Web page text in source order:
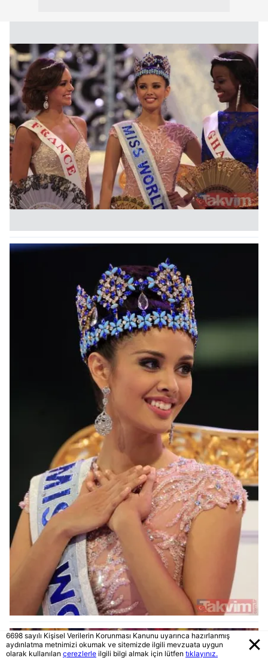
6698 sayılı Kişisel Verilerin Korunması Kanunu uyarınca hazırlanmış
aydınlatma metnimizi okumak ve sitemizde ilgili mevzuata uygun
olarak kullanılan çerezlerle ilgili bilgi almak için lütfen tıklayınız.